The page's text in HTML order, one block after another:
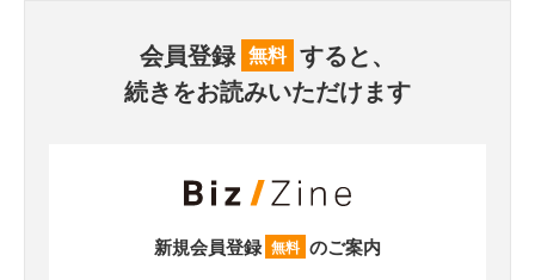
会員登録 無料 すると、
続きをお読みいただけます
新規会員登録 無料 のご案内